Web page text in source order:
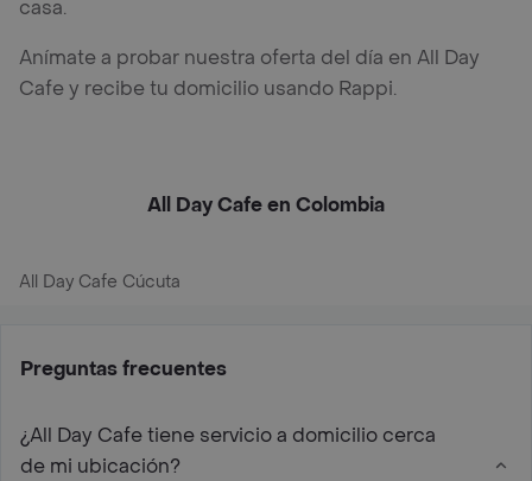
casa.
Anímate a probar nuestra oferta del día en All Day
Cafe y recibe tu domicilio usando Rappi.
All Day Cafe en Colombia
All Day Cafe Cúcuta
Preguntas frecuentes
¿All Day Cafe tiene servicio a domicilio cerca
de mi ubicación?